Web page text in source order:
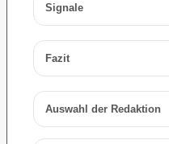
Signale
Fazit
Auswahl der Redaktion